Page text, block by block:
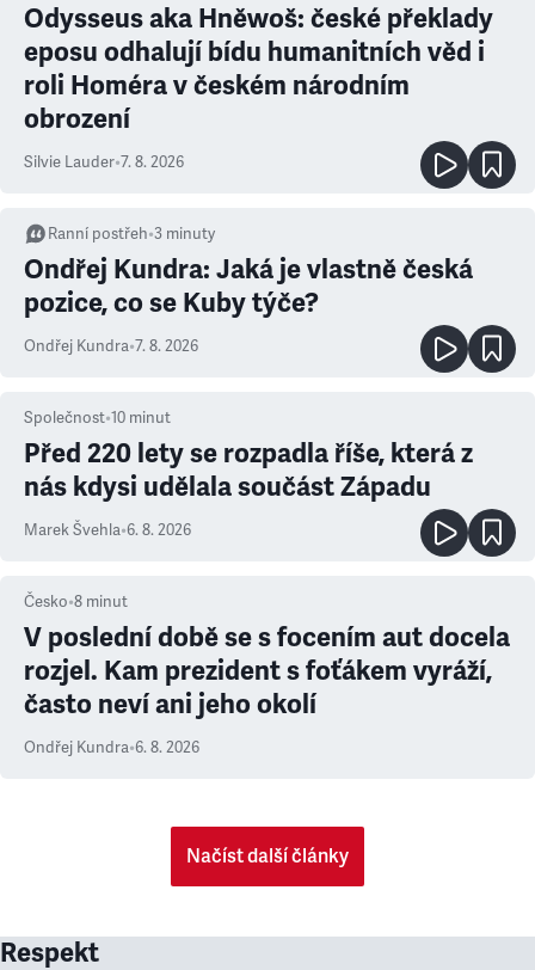
Odysseus aka Hněwoš: české překlady
eposu odhalují bídu humanitních věd i
roli Homéra v českém národním
obrození
Silvie Lauder•7. 8. 2026
Ranní postřeh•3 minuty
Ondřej Kundra: Jaká je vlastně česká
pozice, co se Kuby týče?
Ondřej Kundra•7. 8. 2026
Společnost•10 minut
Před 220 lety se rozpadla říše, která z
nás kdysi udělala součást Západu
Marek Švehla•6. 8. 2026
Česko•8 minut
V poslední době se s focením aut docela
rozjel. Kam prezident s foťákem vyráží,
často neví ani jeho okolí
Ondřej Kundra•6. 8. 2026
Načíst další články
Respekt